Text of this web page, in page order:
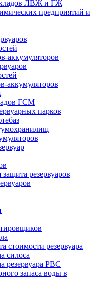
ЛВЖ и ГЖ
предприятий и
аккумуляторов
аккумуляторов
ГСМ
парков
резервуаров
стоимости резервуара
силоса
резервуара РВС
запаса воды в